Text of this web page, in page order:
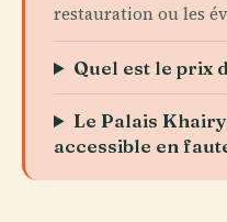
restauration ou les
Quel est le prix
Le Palais
accessible en